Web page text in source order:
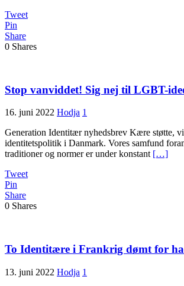
Tweet
Pin
Share
0 Shares
Stop vanviddet! Sig nej til LGBT-
16. juni 2022 Hodja 1
Generation Identitær nyhedsbrev Kære støtte,
identitetspolitik i Danmark. Vores samfund
traditioner og normer er under konstant […]
Tweet
Pin
Share
0 Shares
To Identitære i Frankrig dømt for
13. juni 2022 Hodja 1